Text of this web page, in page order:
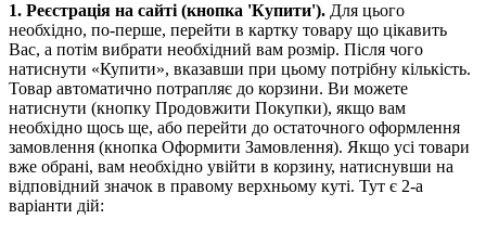
1. Реєстрація на сайті (кнопка 'Купити'). Для цього
необхідно, по-перше, перейти в картку товару що цікавить
Вас, а потім вибрати необхідний вам розмір. Після чого
натиснути «Купити», вказавши при цьому потрібну кількість.
Товар автоматично потрапляє до корзини. Ви можете
натиснути (кнопку Продовжити Покупки), якщо вам
необхідно щось ще, або перейти до остаточного оформлення
замовлення (кнопка Оформити Замовлення). Якщо усі товари
вже обрані, вам необхідно увійти в корзину, натиснувши на
відповідний значок в правому верхньому куті. Тут є 2-а
варіанти дій: